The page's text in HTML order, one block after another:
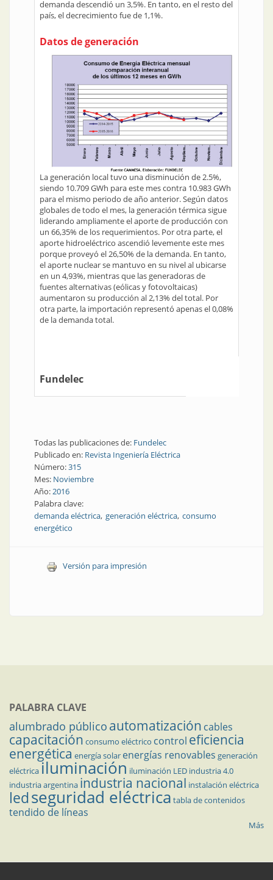
demanda descendió un 3,5%. En tanto, en el resto del
país, el decrecimiento fue de 1,1%.
Datos de generación
La generación local tuvo una disminución de 2.5%,
siendo 10.709 GWh para este mes contra 10.983 GWh
para el mismo periodo de año anterior. Según datos
globales de todo el mes, la generación térmica sigue
liderando ampliamente el aporte de producción con
un 66,35% de los requerimientos. Por otra parte, el
aporte hidroeléctrico ascendió levemente este mes
porque proveyó el 26,50% de la demanda. En tanto,
el aporte nuclear se mantuvo en su nivel al ubicarse
en un 4,93%, mientras que las generadoras de
fuentes alternativas (eólicas y fotovoltaicas)
aumentaron su producción al 2,13% del total. Por
otra parte, la importación representó apenas el 0,08%
de la demanda total.
Fundelec
Todas las publicaciones de: Fundelec
Publicado en: Revista Ingeniería Eléctrica
Número:315
Mes: Noviembre
Año:2016
Palabra clave:
demanda eléctrica generación eléctrica consumo
energético
Versión para impresión
PALABRA CLAVE
alumbrado público automatización cables
capacitación consumo eléctrico control eficiencia
energética energía solar energías renovables generación
eléctricailuminación iluminación LED industria 4.0
industria argentina industria nacional instalación eléctrica
ledseguridad eléctrica tabla de contenidos
tendido de líneas
Más